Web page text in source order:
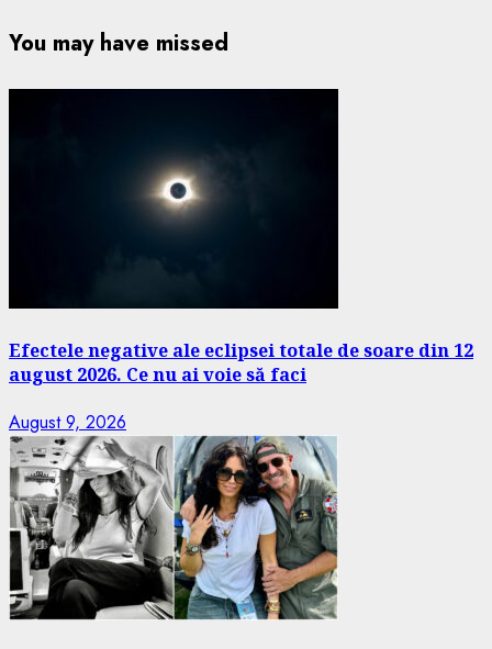
You may have missed
Efectele negative ale eclipsei totale de soare din 12
august 2026. Ce nu ai voie să faci
August 9, 2026